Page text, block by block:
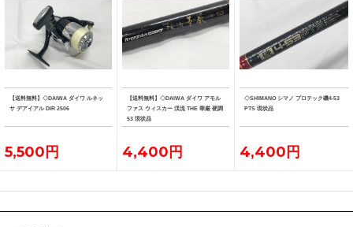
【送料無料】◇DAIWA ダイワ ルネッ
サ デアイアル DIR 2506
5,500円
【送料無料】◇DAIWA ダイワ アモル
ファス ウィスカー 渓流 THE 華厳 硬調
53 現状品
4,400円
◇SHIMANO シマノ プロテック磯4-53
PTS 現状品
4,400円